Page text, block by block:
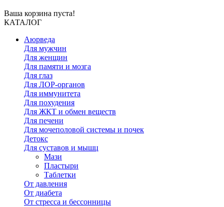
Ваша корзина пуста!
КАТАЛОГ
Аюрведа
Для мужчин
Для женщин
Для памяти и мозга
Для глаз
Для ЛОР-органов
Для иммунитета
Для похудения
Для ЖКТ и обмен веществ
Для печени
Для мочеполовой системы и почек
Детокс
Для суставов и мышц
Мази
Пластыри
Таблетки
От давления
От диабета
От стресса и бессонницы